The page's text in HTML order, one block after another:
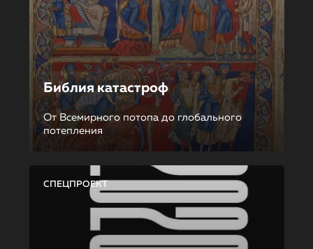
Библия катастроф
От Всемирного потопа до глобального
потепления
СПЕЦПРОЕКТ